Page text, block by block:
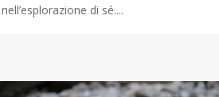
nell’esplorazione di sé....